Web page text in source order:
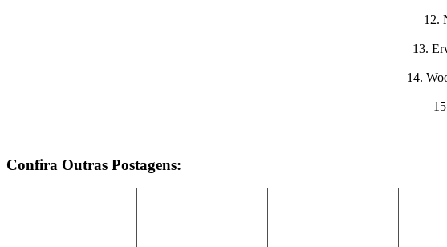
12.
13.
14.
Confira Outras Postagens: